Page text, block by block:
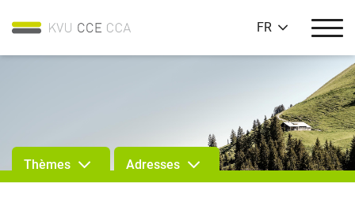
FR
Thèmes Adresses